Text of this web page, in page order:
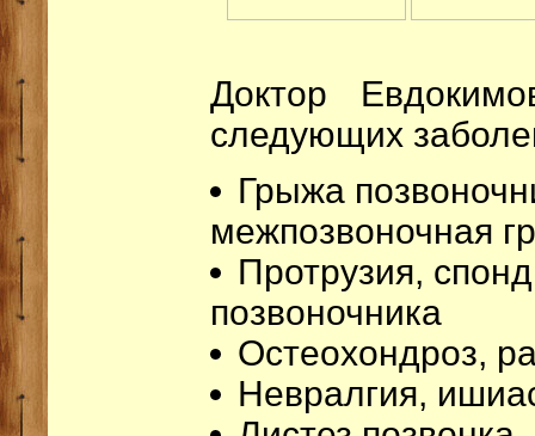
Доктор
следующих
Грыжа
межпозвоночная
Протрузия,
позвоночника
Остеохондроз,
Невралгия,